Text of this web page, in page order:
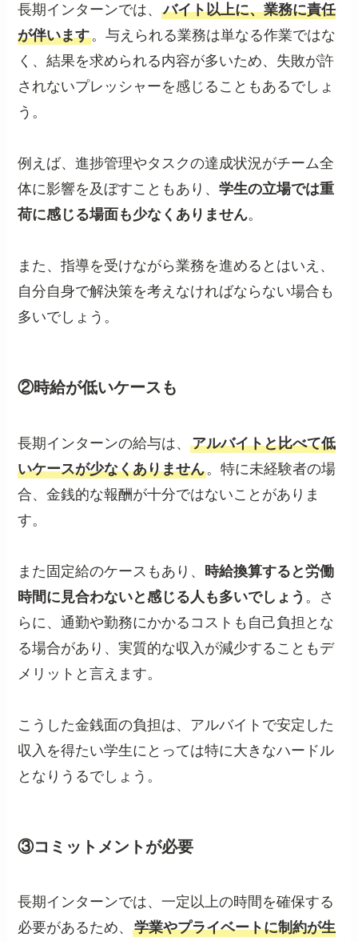
長期インターンでは、バイト以上に、業務に責任
が伴います。与えられる業務は単なる作業ではな
く、結果を求められる内容が多いため、失敗が許
されないプレッシャーを感じることもあるでしょ
う。
例えば、進捗管理やタスクの達成状況がチーム全
体に影響を及ぼすこともあり、学生の立場では重
荷に感じる場面も少なくありません。
また、指導を受けながら業務を進めるとはいえ、
自分自身で解決策を考えなければならない場合も
多いでしょう。
②時給が低いケースも
長期インターンの給与は、アルバイトと比べて低
いケースが少なくありません。特に未経験者の場
合、金銭的な報酬が十分ではないことがありま
す。
また固定給のケースもあり、
時給換算すると労働
時間に見合わないと感じる人も多いでしょう 。さ
らに、通勤や勤務にかかるコストも自己負担とな
る場合があり、実質的な収入が減少することもデ
メリットと言えます。
こうした金銭面の負担は、アルバイトで安定した
収入を得たい学生にとっては特に大きなハードル
となりうるでしょう。
③コミットメントが必要
長期インターンでは、一定以上の時間を確保する
必要があるため、学業やプライベートに制約が生